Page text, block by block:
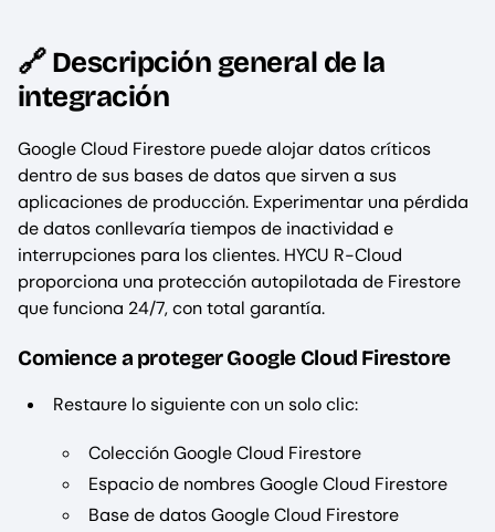
🔗 Descripción general de la
integración
Google Cloud Firestore puede alojar datos críticos
dentro de sus bases de datos que sirven a sus
aplicaciones de producción. Experimentar una pérdida
de datos conllevaría tiempos de inactividad e
interrupciones para los clientes. HYCU R-Cloud
proporciona una protección autopilotada de Firestore
que funciona 24/7, con total garantía.
Comience a proteger Google Cloud Firestore
Restaure lo siguiente con un solo clic:
Colección Google Cloud Firestore
Espacio de nombres Google Cloud Firestore
Base de datos Google Cloud Firestore